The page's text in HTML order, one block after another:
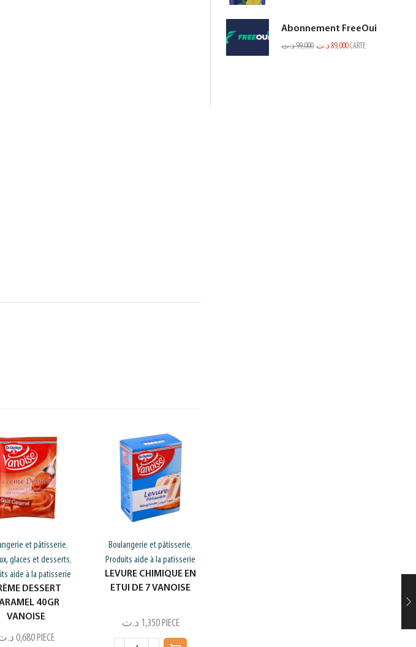
et pâtisserie,
glaces et desserts,
aide à la patisserie
DESSERT
40GR
VANOISE
0,680PIECE
Boulangerie et pâtisserie,
Produits aide à la patisserie
LEVURE CHIMIQUE EN
ETUI DE 7 VANOISE
1,350 د.ت PIECE
GATEAU
Abonnement FreeOui
99,000د.ت 89,000 د.ت CARTE